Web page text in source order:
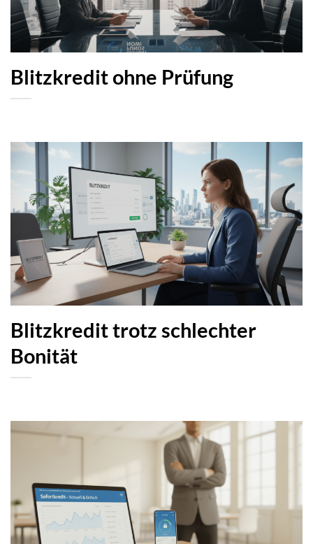
Blitzkredit ohne Prüfung
Blitzkredit trotz schlechter
Bonität